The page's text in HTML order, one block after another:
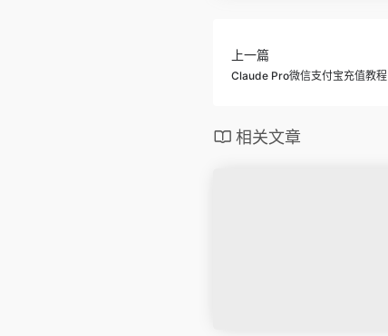
上一篇
Claude Pro微信支付宝充值教程
相关文章